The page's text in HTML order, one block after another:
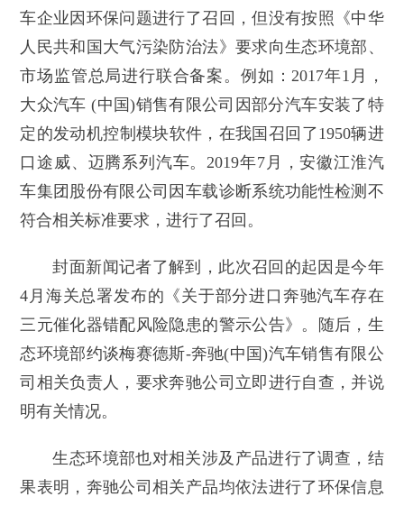
车企业因环保问题进行了召回，但没有按照《中华
人民共和国大气污染防治法》要求向生态环境部、
市场监管总局进行联合备案。例如：2017年1月，
大众汽车 (中国)销售有限公司因部分汽车安装了特
定的发动机控制模块软件，在我国召回了1950辆进
口途威、迈腾系列汽车。2019年7月，安徽江淮汽
车集团股份有限公司因车载诊断系统功能性检测不
符合相关标准要求，进行了召回。
封面新闻记者了解到，此次召回的起因是今年
4月海关总署发布的《关于部分进口奔驰汽车存在
三元催化器错配风险隐患的警示公告》。随后，生
态环境部约谈梅赛德斯-奔驰(中国)汽车销售有限公
司相关负责人，要求奔驰公司立即进行自查，并说
明有关情况。
生态环境部也对相关涉及产品进行了调查，结
果表明，奔驰公司相关产品均依法进行了环保信息